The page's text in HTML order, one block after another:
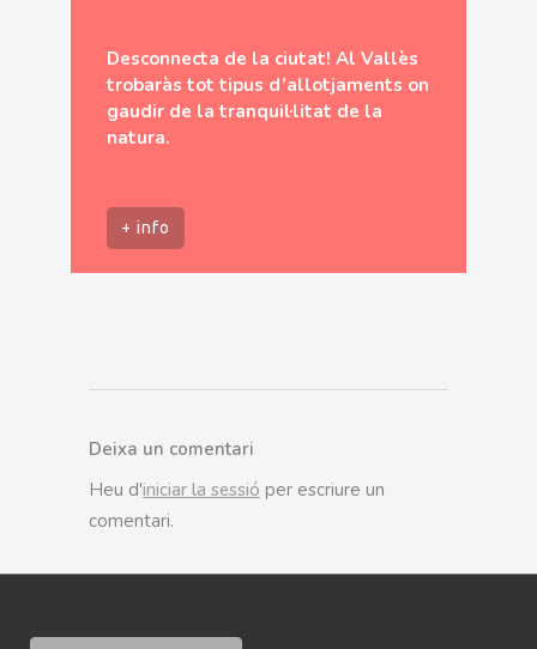
Desconnecta de la ciutat! Al Vallès
trobaràs tot tipus d’allotjaments on
gaudir de la tranquil·litat de la
natura.
+ info
Deixa un comentari
Heu d'iniciar la sessió per escriure un
comentari.